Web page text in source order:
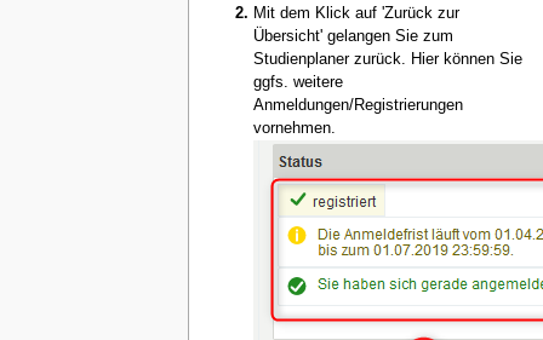
Mit dem Klick auf 'Zurück zur
Übersicht' gelangen Sie zum
Studienplaner zurück. Hier können Sie
ggfs. weitere
Anmeldungen/Registrierungen
vornehmen.